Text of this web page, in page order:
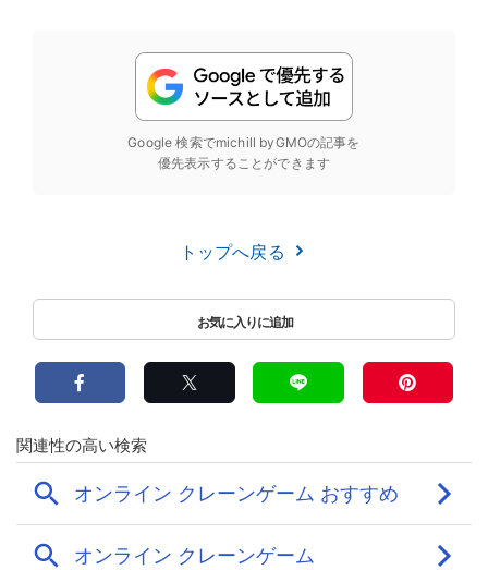
Google 検索でmichill byGMOの記事を
優先表示することができます
トップへ戻る